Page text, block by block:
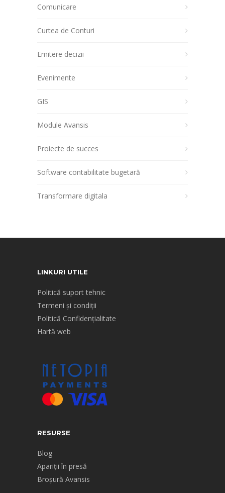
Comunicare
Curtea de Conturi
Emitere decizii
Evenimente
GIS
Module Avansis
Proiecte de succes
Software contabilitate bugetară
Transformare digitala
LINKURI UTILE
Politică suport tehnic
Termeni și condiții
Politică Confidențialitate
Hartă web
RESURSE
Blog
Apariții în presă
Broșură Avansis